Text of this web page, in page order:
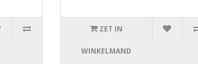
ZET IN
WINKELMAND